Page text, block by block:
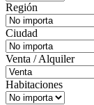
Región
Ciudad
Venta / Alquiler
Habitaciones